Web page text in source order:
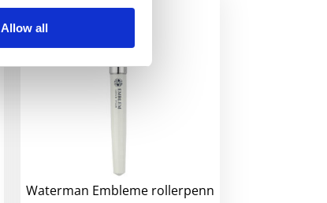
Allow all
Waterman Embleme rollerpenn